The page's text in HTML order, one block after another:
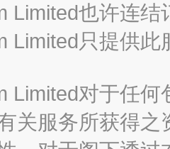
Limited也许连
Limited只提供
Limited对于任
关服务所获得